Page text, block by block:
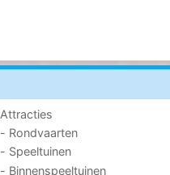
Attracties
- Rondvaarten
- Speeltuinen
- Binnenspeeltuinen